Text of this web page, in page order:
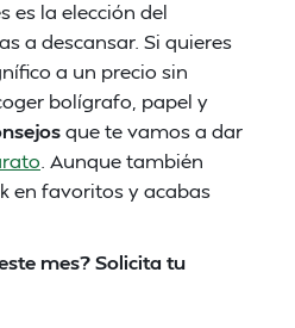
es la elección del
a descansar. Si quieres
a un precio sin
bolígrafo, papel y
que te vamos a dar
. Aunque también
en favoritos y acabas
mes? Solicita tu